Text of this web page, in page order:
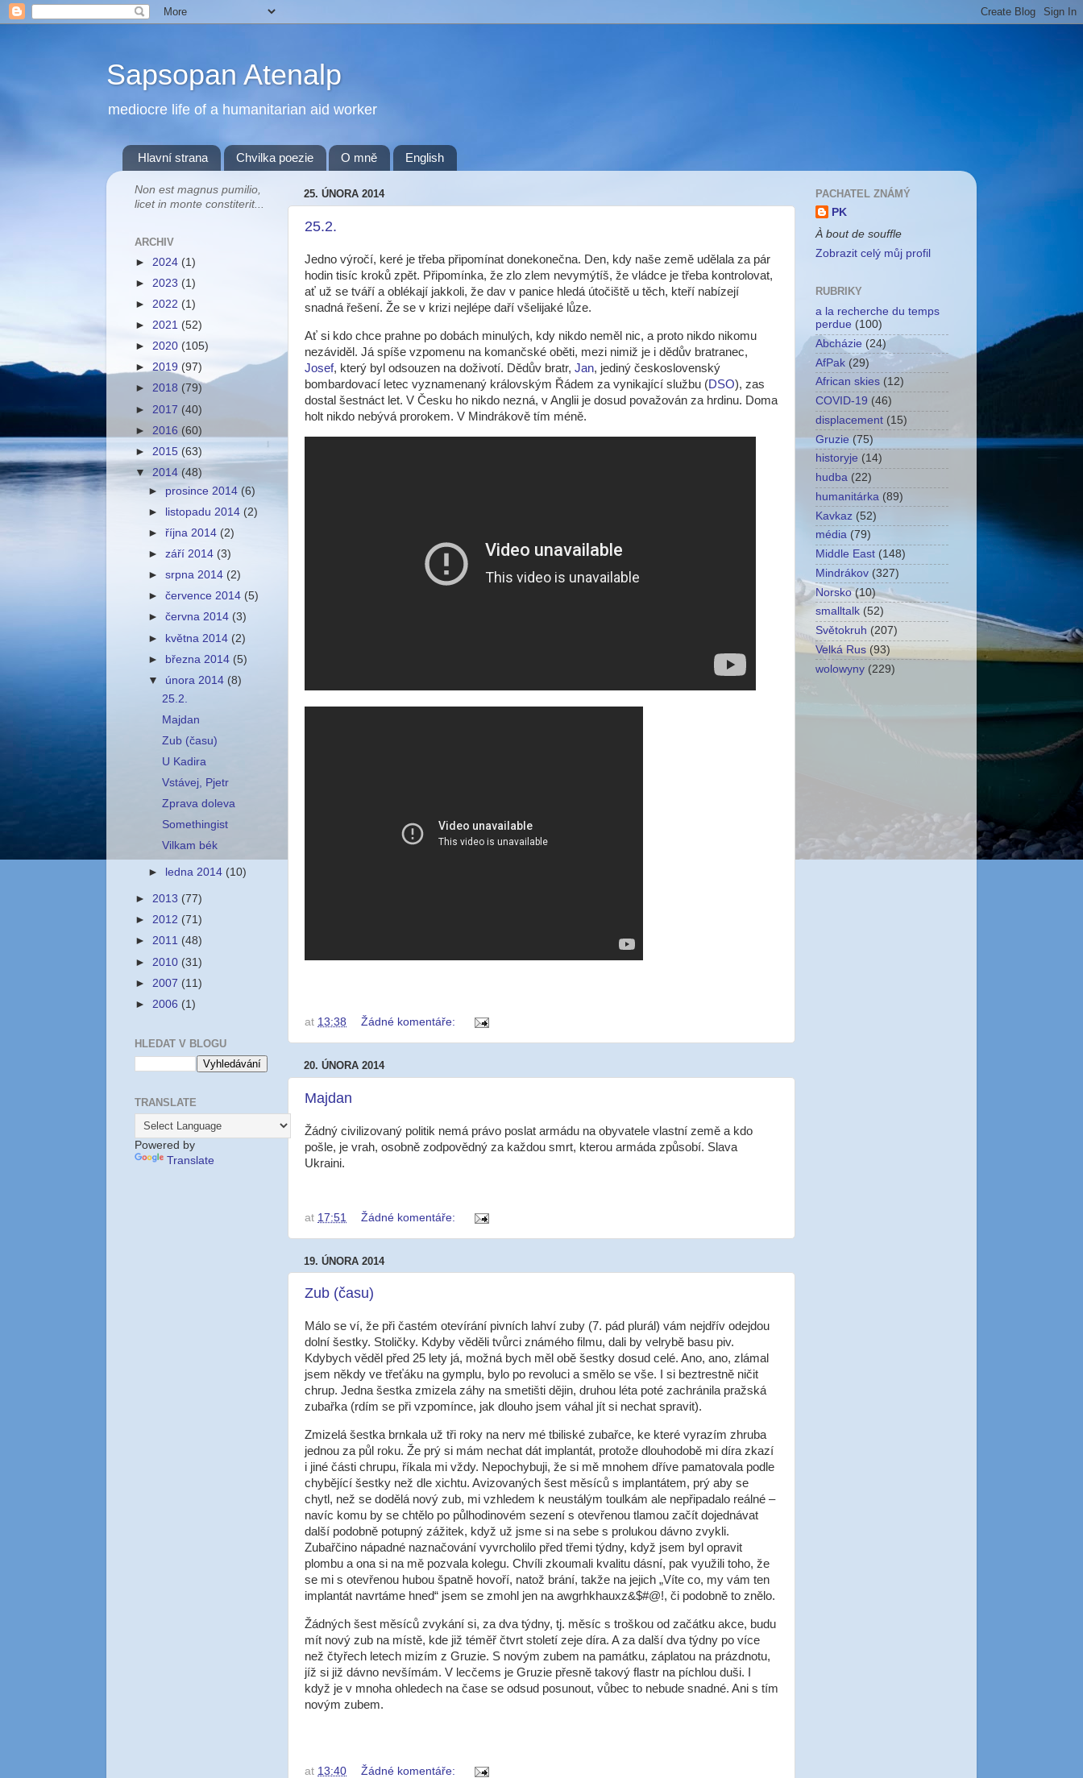
Sapsopan Atenalp
mediocre life of a humanitarian aid worker
Hlavní strana Chvilka poezie O mně English
25. ÚNORA 2014
25.2.
Jedno výročí, keré je třeba připomínat donekonečna. Den, kdy naše země udělala za pár
hodin tisíc kroků zpět. Připomínka, že zlo zlem nevymýtíš, že vládce je třeba kontrolovat,
ať už se tváří a oblékají jakkoli, že dav v panice hledá útočiště u těch, kteří nabízejí
snadná řešení. Že se v krizi nejlépe daří všelijaké lůze.
Ať si kdo chce prahne po dobách minulých, kdy nikdo neměl nic, a proto nikdo nikomu
nezáviděl. Já spíše vzpomenu na komančské oběti, mezi nimiž je i dědův bratranec,
Josef, který byl odsouzen na doživotí. Dědův bratr, Jan, jediný československý
bombardovací letec vyznamenaný královským Řádem za vynikající službu (DSO), zas
dostal šestnáct let. V Česku ho nikdo nezná, v Anglii je dosud považován za hrdinu. Doma
holt nikdo nebývá prorokem. V Mindrákově tím méně.
at 13:38 Žádné komentáře:
20. ÚNORA 2014
Majdan
Žádný civilizovaný politik nemá právo poslat armádu na obyvatele vlastní země a kdo
pošle, je vrah, osobně zodpovědný za každou smrt, kterou armáda způsobí. Slava
Ukraini.
at 17:51 Žádné komentáře:
19. ÚNORA 2014
Zub (času)
Málo se ví, že při častém otevírání pivních lahví zuby (7. pád plurál) vám nejdřív odejdou
dolní šestky. Stoličky. Kdyby věděli tvůrci známého filmu, dali by velrybě basu piv.
Kdybych věděl před 25 lety já, možná bych měl obě šestky dosud celé. Ano, ano, zlámal
jsem někdy ve třeťáku na gymplu, bylo po revoluci a smělo se vše. I si beztrestně ničit
chrup. Jedna šestka zmizela záhy na smetišti dějin, druhou léta poté zachránila pražská
zubařka (rdím se při vzpomínce, jak dlouho jsem váhal jít si nechat spravit).
Zmizelá šestka brnkala už tři roky na nerv mé tbiliské zubařce, ke které vyrazím zhruba
jednou za půl roku. Že prý si mám nechat dát implantát, protože dlouhodobě mi díra zkazí
i jiné části chrupu, říkala mi vždy. Nepochybuji, že si mě mnohem dříve pamatovala podle
chybějící šestky než dle xichtu. Avizovaných šest měsíců s implantátem, prý aby se
chytl, než se dodělá nový zub, mi vzhledem k neustálým toulkám ale nepřipadalo reálné –
navíc komu by se chtělo po půlhodinovém sezení s otevřenou tlamou začít dojednávat
další podobně potupný zážitek, když už jsme si na sebe s prolukou dávno zvykli.
Zubařčino nápadné naznačování vyvrcholilo před třemi týdny, když jsem byl opravit
plombu a ona si na mě pozvala kolegu. Chvíli zkoumali kvalitu dásní, pak využili toho, že
se mi s otevřenou hubou špatně hovoří, natož brání, takže na jejich „Víte co, my vám ten
implantát navrtáme hned“ jsem se zmohl jen na awgrhkhauxz&$#@!, či podobně to znělo.
Žádných šest měsíců zvykání si, za dva týdny, tj. měsíc s troškou od začátku akce, budu
mít nový zub na místě, kde již téměř čtvrt století zeje díra. A za další dva týdny po více
než čtyřech letech mizím z Gruzie. S novým zubem na památku, záplatou na prázdnotu,
jíž si již dávno nevšímám. V lecčems je Gruzie přesně takový flastr na píchlou duši. I
když je v mnoha ohledech na čase se odsud posunout, vůbec to nebude snadné. Ani s tím
novým zubem.
at 13:40 Žádné komentáře:
Non est magnus pumilio,
licet in monte constiterit...
ARCHIV
► 2024 (1)
► 2023 (1)
► 2022 (1)
► 2021 (52)
► 2020 (105)
► 2019 (97)
► 2018 (79)
► 2017 (40)
► 2016 (60)
► 2015 (63)
▼ 2014 (48)
► prosince 2014 (6)
►
listopadu 2014(2)
►října 2014 (2)
►září 2014 (3)
►srpna 2014 (2)
►července 2014 (5)
►června 2014 (3)
► května 2014 (2)
► března 2014 (5)
▼ února 2014 (8)
25.2.
Majdan
Zub (času)
U Kadira
Vstávej, Pjetr
Zprava doleva
Somethingist
Vilkam bék
► ledna 2014 (10)
► 2013 (77)
► 2012 (71)
► 2011 (48)
► 2010 (31)
► 2007 (11)
► 2006 (1)
HLEDAT V BLOGU
TRANSLATE
Powered by
Translate
PACHATEL ZNÁMÝ
PK
À bout de souffle
Zobrazit celý můj profil
RUBRIKY
a la recherche du temps
perdue (100)
Abcházie (24)
AfPak (29)
African skies (12)
COVID-19 (46)
displacement (15)
Gruzie (75)
historyje (14)
hudba (22)
humanitárka (89)
Kavkaz (52)
média (79)
Middle East (148)
Mindrákov (327)
Norsko (10)
smalltalk (52)
Světokruh (207)
Velká Rus (93)
wolowyny (229)